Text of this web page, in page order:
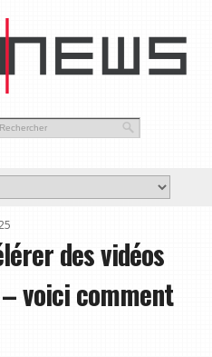
des vidéos
voici comment